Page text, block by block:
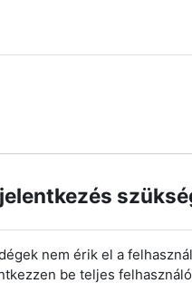
nem érik el a
be teljes